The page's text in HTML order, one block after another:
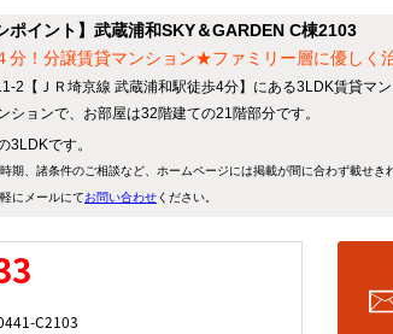
ポイント】武蔵浦和SKY＆GARDEN C棟2103
！分譲賃貸マンション★ファミリー層に優しく
2【ＪＲ埼京線 武蔵浦和駅徒歩4分】にある3LDK賃貸マン
ョンで、お部屋は32階建ての21階部分です。
3LDKです。
期、諸条件のご相談など、ホームページには掲載が間に合わず載せき
にメールにてお問い合わせください。
C2103